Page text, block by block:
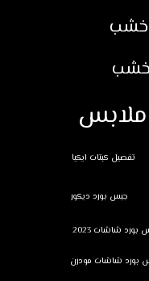
خشب
خشب
تفصيل كبتات ايكيا
جبس بورد ديكور
بورد شاشات 2023
بورد شاشات مودرن